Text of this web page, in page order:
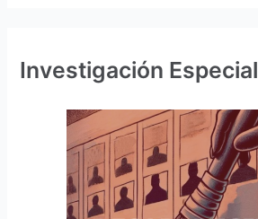
Investigación Especial